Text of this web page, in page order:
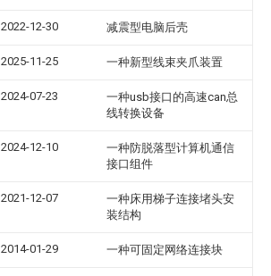
2022-12-30 减震型电脑后壳
2025-11-25 一种新型线束夹爪装置
2024-07-23
一种usb接口的高速can总
线转换设备
2024-12-10
一种防脱落型计算机通信
接口组件
2021-12-07
一种床用梯子连接堵头安
装结构
2014-01-29 一种可固定网络连接块